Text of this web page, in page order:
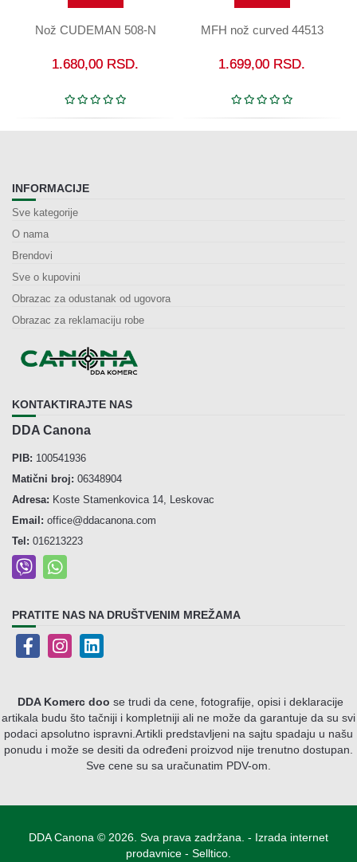
Nož CUDEMAN 508-N
1.680,00 RSD.
MFH nož curved 44513
1.699,00 RSD.
INFORMACIJE
Sve kategorije
O nama
Brendovi
Sve o kupovini
Obrazac za odustanak od ugovora
Obrazac za reklamaciju robe
KONTAKTIRAJTE NAS
DDA Canona
PIB: 100541936
Matični broj: 06348904
Adresa: Koste Stamenkovica 14, Leskovac
Email: office@ddacanona.com
Tel: 016213223
PRATITE NAS NA DRUŠTVENIM MREŽAMA
DDA Komerc doo se trudi da cene, fotografije, opisi i deklaracije
artikala budu što tačniji i kompletniji ali ne može da garantuje da su svi
podaci apsolutno ispravni.Artikli predstavljeni na sajtu spadaju u našu
ponudu i može se desiti da određeni proizvod nije trenutno dostupan.
Sve cene su sa uračunatim PDV-om.
DDA Canona © 2026. Sva prava zadržana. - Izrada internet
prodavnice - Selltico.